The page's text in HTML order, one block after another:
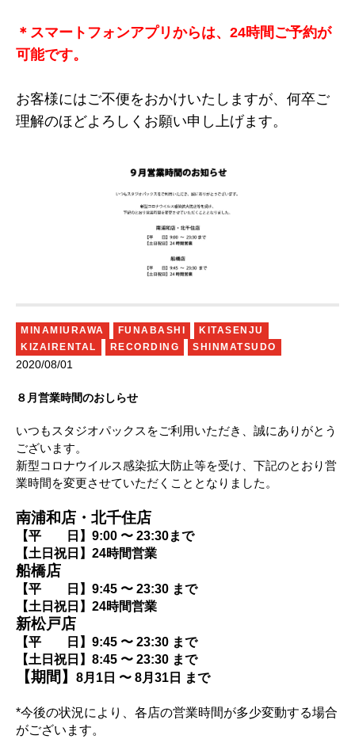
＊スマートフォンアプリからは、 24時間ご予約が
可能です。
お客様にはご不便をおかけいたしますが、何卒ご
理解のほどよろしくお願い申し上げます。
MINAMIURAWA FUNABASHI
KITASENJU
KIZAIRENTAL
RECORDING SHINMATSUDO
2020/08/01
８月営業時間のおしらせ
いつもスタジオパックスをご利用いただき、誠にありがとう
ございます。
新型コロナウイルス感染拡大防止等を受け、 下記のとおり営
業時間を変更させていただくこととなりました。
南浦和店・北千住店
【平 日】9:00 〜 23:30まで
【土日祝日】24時間営業
船橋店
【平 日】 9:45 〜 23:30 まで
【土日祝日】24時間営業
新松戸店
【平 日】 9:45 〜 23:30 まで
【土日祝日】8:45 〜 23:30 まで
【期間】 8月 1 日 〜 8月31日 まで
*今後の状況により、各店の営業時間が多少変動する場合
がございます。